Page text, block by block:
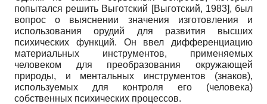
попытался решить Выготский [Выготский, 1983], был
вопрос о выяснении значения изготовления и
использования орудий для развития высших
психических функций. Он ввел дифференциацию
материальных инструментов, применяемых
человеком для преобразования окружающей
природы, и ментальных инструментов (знаков),
используемых для контроля его (человека)
собственных психических процессов.